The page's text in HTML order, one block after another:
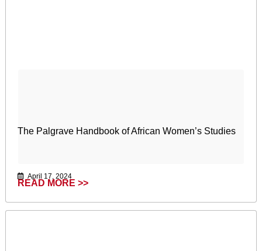
The Palgrave Handbook of African Women’s Studies
April 17, 2024
READ MORE >>